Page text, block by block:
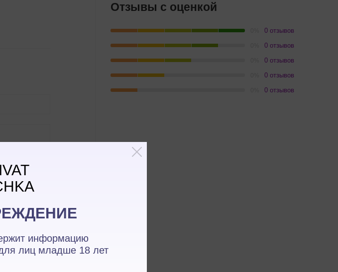
информацию
лиц младше 18 лет
Отзывы с оценкой
0 отзывов
0 отзывов
0 отзывов
0 отзывов
0 отзывов